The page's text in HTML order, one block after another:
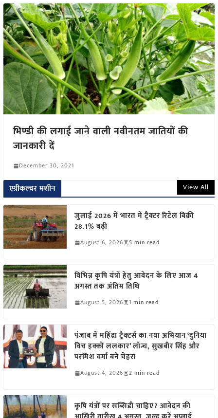
भिण्डी की लगाई जाने वाली नवीनतम जातियों की
जानकारी दें
December 30, 2021
एग्रीकल्चर मशीन View All
जुलाई 2026 में भारत में ट्रैक्टर रिटेल बिक्री
28.1% बढ़ी
August 6, 2026 5 min read
विभिन्न कृषि यंत्रों हेतु आवेदन के लिए आज 4
अगस्त तक अंतिम तिथि
August 5, 2026 1 min read
पंजाब में महिंद्रा ट्रैक्टर्स का नया अभियान ‘दुनिया
विच इक्को ललकार’ लॉन्च, सुखबीर सिंह और
परमिश वर्मा बने चेहरा
August 4, 2026 2 min read
कृषि यंत्रों पर सब्सिडी चाहिए? आवेदन की